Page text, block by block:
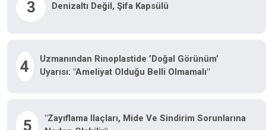
3 Denizaltı Değil, Şifa Kapsülü
4
Uzmanından Rinoplastide ’doğal Görünüm’
Uyarısı: "Ameliyat Olduğu Belli Olmamalı"
5
"Zayıflama Ilaçları, Mide Ve Sindirim Sorunlarına